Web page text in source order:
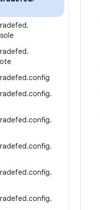
.
.
.config
.config.
.config.
.config.
.config.
.config.